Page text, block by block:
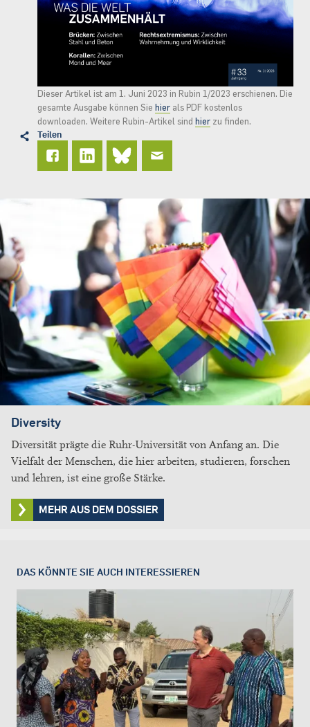
Dieser Artikel ist am 1. Juni 2023 in Rubin 1/2023 erschienen. Die
gesamte Ausgabe können Sie hierals PDF kostenlos
downloaden. Weitere Rubin-Artikel sind hierzu finden.
Teilen
Diversity
Diversität prägte die Ruhr-Universität von Anfang an. Die
Vielfalt der Menschen, die hier arbeiten, studieren, forschen
und lehren, ist eine große Stärke.
MEHR AUS DEM DOSSIER
DAS KÖNNTE SIE AUCH INTERESSIEREN